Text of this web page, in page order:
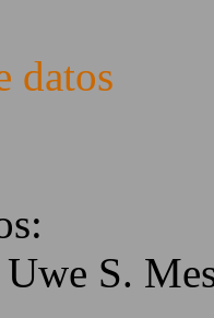
datos
S.